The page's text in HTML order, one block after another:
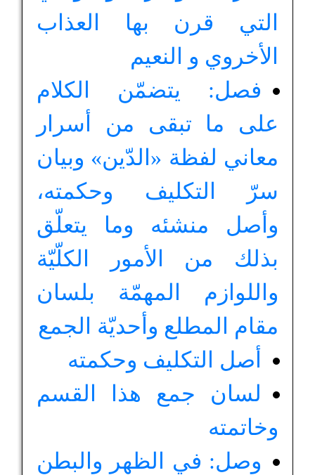
التي قرن بها العذاب
الأخروي و النعيم
فصل: يتضمّن الكلام
على ما تبقى من أسرار
معاني لفظة «الدّين» وبيان
سرّ التكليف وحكمته،
وأصل منشئه وما يتعلّق
بذلك من الأمور الكلّيّة
واللوازم المهمّة بلسان
مقام المطلع وأحديّة الجمع
أصل التكليف وحكمته
لسان جمع هذا القسم
وخاتمته
وصل: في الظهر والبطن